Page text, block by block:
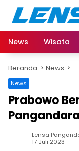
Langsung
konten
News
Wisata
Beranda News
News
Prabowo
Lensa
17 Juli 2023